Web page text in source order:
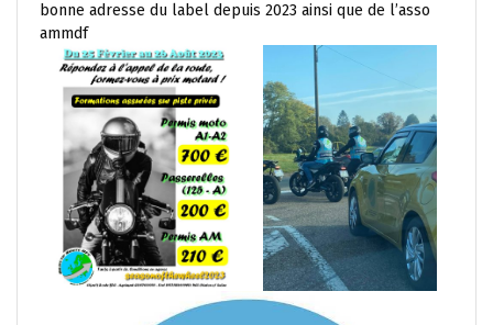
bonne adresse du label depuis 2023 ainsi que de l’asso
ammdf